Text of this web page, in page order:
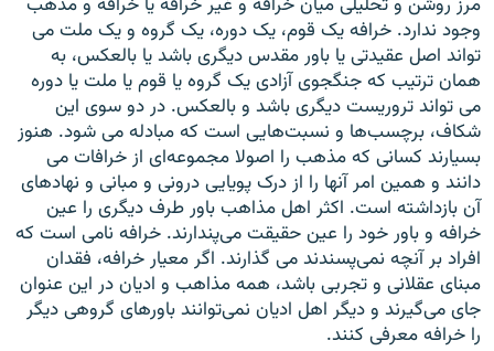
وجود ندارد. خرافه یک قوم، یک دوره، یک گروه و یک ملت می
تواند اصل عقیدتی یا باور مقدس دیگری باشد یا بالعکس، به
همان ترتیب که جنگجوی آزادی یک گروه یا قوم یا ملت یا دوره
می تواند تروریست دیگری باشد و بالعکس. در دو سوی این
شکاف، برچسب‌ها و نسبت‌هایی است که مبادله می شود. هنوز
بسیارند کسانی که مذهب را اصولا مجموعه‌ای از خرافات می
دانند و همین امر آنها را از درک پویایی درونی و مبانی و نهادهای
آن بازداشته است. اکثر اهل مذاهب باور طرف دیگری را عین
خرافه و باور خود را عین حقیقت می‌پندارند. خرافه نامی است که
افراد بر آنچه نمی‌پسندند می گذارند. اگر معیار خرافه، فقدان
مبنای عقلانی و تجربی باشد، همه مذاهب و ادیان در این عنوان
جای می‌گیرند و دیگر اهل ادیان نمی‌توانند باورهای گروهی دیگر
را خرافه معرفی کنند.